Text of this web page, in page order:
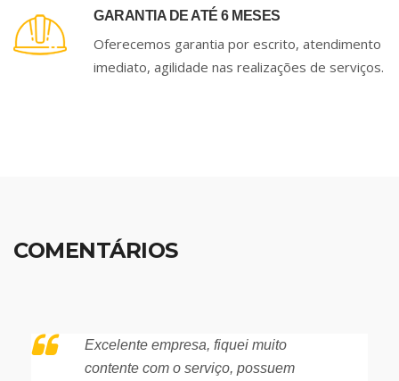
GARANTIA DE ATÉ 6 MESES
Oferecemos garantia por escrito, atendimento
imediato, agilidade nas realizações de serviços.
COMENTÁRIOS
Excelente empresa, fiquei muito
contente com o serviço, possuem